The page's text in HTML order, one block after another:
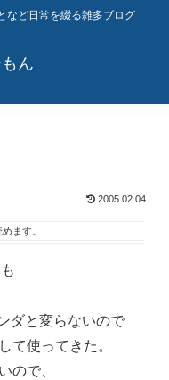
など日常を綴る雑多ブログ
ん
2005.02.04
ます。
ダと変らないので
て使ってきた。
ので、